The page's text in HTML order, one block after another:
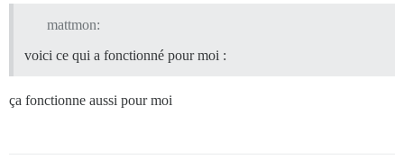
mattmon:
voici ce qui a fonctionné pour moi :
ça fonctionne aussi pour moi